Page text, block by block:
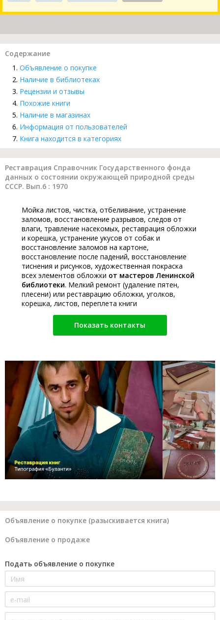
Содержание
Объявление о покупке
Наличие в библиотеках
Рецензии и отзывы
Похожие книги
Наличие в магазинах
Информация от пользователей
Книга находится в категориях
Реставрация Справочник Государственного фонда
данных о состоянии окружающей природной среды
СССР. Вып.6 : 1970
Мойка листов, чистка, отбеливание, устранение
заломов, восстановление разрывов, следов от
влаги, травление насекомых, реставрация обложки
и корешка, устранение укусов от собак и
восстановление заломов на картоне,
восстановление после падений, восстановление
тиснения и рисунков, художественная покраска
всех элементов обложки от мастеров Ленинской
библиотеки. Мелкий ремонт (удаление пятен,
плесени) или реставрацию обложки, уголков,
корешка, листов, переплета книги
Показать контакты
Объявление о покупке (разыскивается книга)
Объявление о продаже
Подать объявление о покупке